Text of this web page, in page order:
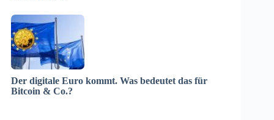
Der digitale Euro kommt. Was bedeutet das für
Bitcoin & Co.?